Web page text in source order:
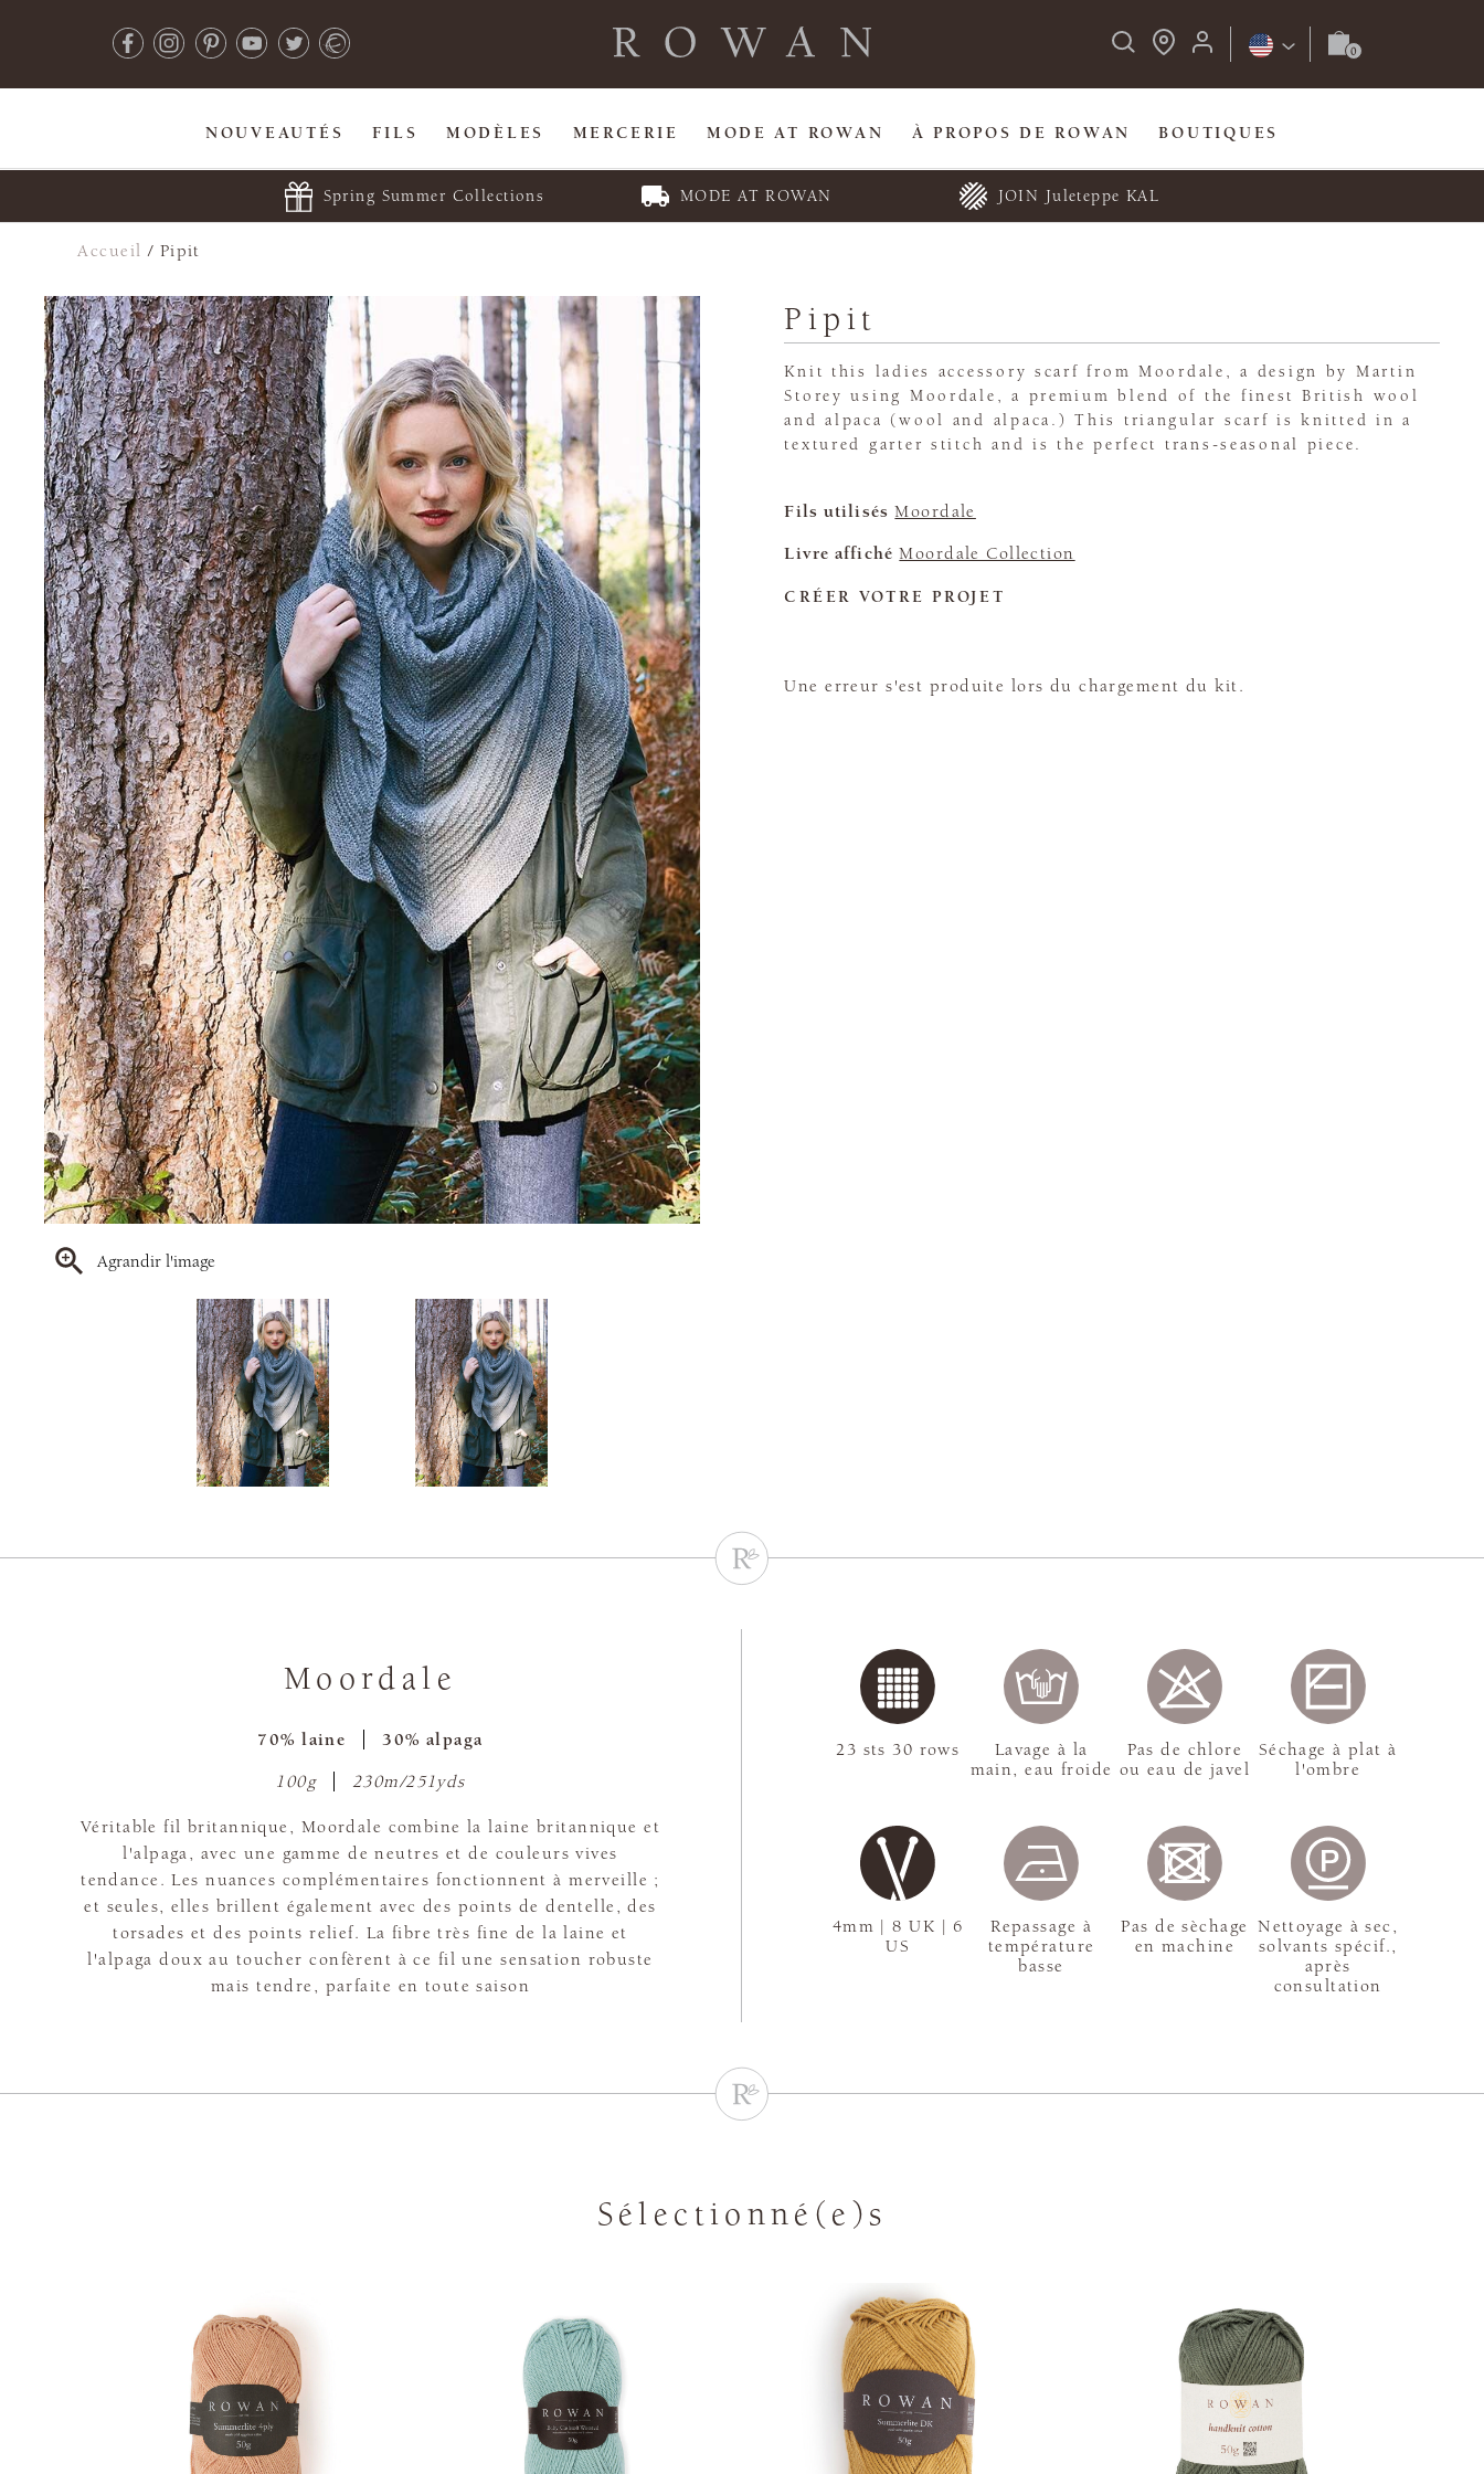
NOUVEAUTÉS FILS MODÈLES MERCERIE MODE AT ROWAN À PROPOS DE ROWAN BOUTIQUES
Spring Summer Collections MODE AT ROWAN JOIN Juleteppe KAL
Accueil / Pipit
Agrandir l'image
Pipit
Knit this ladies accessory scarf from Moordale, a design by Martin
Storey using Moordale, a premium blend of the finest British wool
and alpaca (wool and alpaca.) This triangular scarf is knitted in a
textured garter stitch and is the perfect trans-seasonal piece.
Fils utilisés Moordale
Livre affiché Moordale Collection
CRÉER VOTRE PROJET
Une erreur s'est produite lors du chargement du kit.
Moordale
70% laine 30% alpaga
100g 230m/251yds
Véritable fil britannique, Moordale combine la laine britannique et
l'alpaga, avec une gamme de neutres et de couleurs vives
tendance. Les nuances complémentaires fonctionnent à merveille ;
et seules, elles brillent également avec des points de dentelle, des
torsades et des points relief. La fibre très fine de la laine et
l'alpaga doux au toucher confèrent à ce fil une sensation robuste
mais tendre, parfaite en toute saison
4mm | 8 UK | 6
US
23 sts 30 rows
Lavage à la
main, eau froide
Pas de chlore
ou eau de javel
Séchage à plat à
l'ombre
Repassage à
température
basse
Pas de sèchage
en machine
Nettoyage à sec,
solvants spécif.,
après
consultation
Sélectionné(e)s